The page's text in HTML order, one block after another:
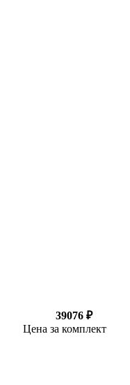
39076 ₽
Цена за комплект